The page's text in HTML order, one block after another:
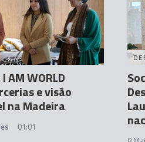
AM WORLD
e visão
na Madeira
01:01